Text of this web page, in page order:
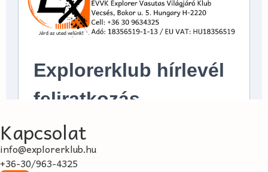
Kapcsolat
info@explorerklub.hu
+36-30/963-4325